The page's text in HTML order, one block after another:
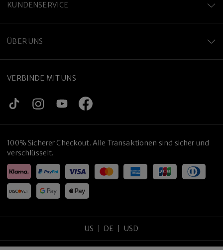
KUNDENSERVICE
ÜBER UNS
VERBINDE MIT UNS
100% Sicherer Checkout. Alle Transaktionen sind sicher und
verschlüsselt.
US DE USD